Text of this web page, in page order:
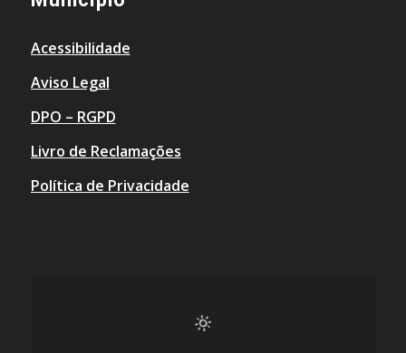
Acessibilidade
Aviso Legal
DPO – RGPD
Livro de Reclamações
Política de Privacidade